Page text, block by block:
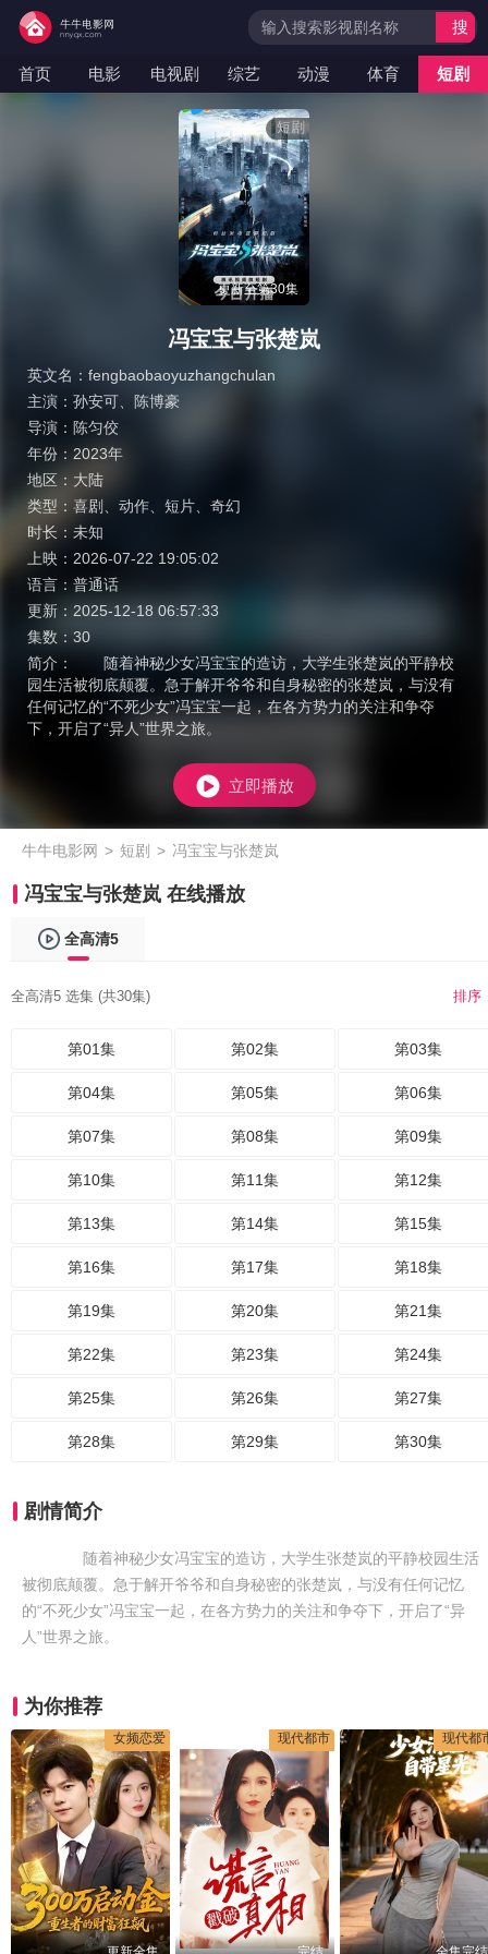
首页 电影 电视剧 综艺 动漫 体育 短剧
搜
索
短剧
更新至第30集
冯宝宝与张楚岚
英文名： fengbaobaoyuzhangchulan
主演： 孙安可
陈博豪
导演： 陈匀佼
年份： 2023年
地区： 大陆
类型： 喜剧 动作 短片
奇幻
时长： 未知
上映： 2026-07-22 19:05:02
语言： 普通话
更新： 2025-12-18 06:57:33
集数： 30
简介：
随着神秘少女冯宝宝的造访，大学生张楚岚的平静校
园生活被彻底颠覆。急于解开爷爷和自身秘密的张楚岚，与没有
任何记忆的“不死少女”冯宝宝一起，在各方势力的关注和争夺
下，开启了“异人”世界之旅。
立即播放
牛牛电影网 > 短剧 > 冯宝宝与张楚岚
冯宝宝与张楚岚 在线播放
全高清5
全高清5 选集 (共30集) 排序
第01集 第02集 第03集
第04集 第05集 第06集
第07集 第08集 第09集
第10集 第11集 第12集
第13集 第14集 第15集
第16集 第17集 第18集
第19集 第20集 第21集
第22集 第23集 第24集
第25集 第26集 第27集
第28集 第29集 第30集
剧情简介
随着神秘少女冯宝宝的造访，大学生张楚岚的平静校园生活
被彻底颠覆。急于解开爷爷和自身秘密的张楚岚，与没有任何记忆
的“不死少女”冯宝宝一起，在各方势力的关注和争夺下，开启了“异
人”世界之旅。
为你推荐
女频恋爱 现代都市 现代都